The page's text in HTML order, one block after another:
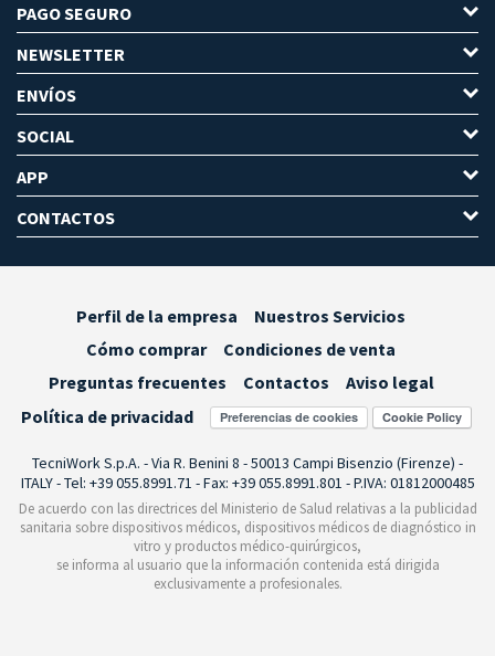
PAGO SEGURO
NEWSLETTER
ENVÍOS
SOCIAL
APP
CONTACTOS
Perfil de la empresa
Nuestros Servicios
Cómo comprar
Condiciones de venta
Preguntas frecuentes
Contactos
Aviso legal
Política de privacidad
Preferencias de cookies
TecniWork S.p.A. - Via R. Benini 8 - 50013 Campi Bisenzio (Firenze) -
ITALY - Tel: +39 055.8991.71 - Fax: +39 055.8991.801 - P.IVA: 01812000485
De acuerdo con las directrices del Ministerio de Salud relativas a la publicidad
sanitaria sobre dispositivos médicos, dispositivos médicos de diagnóstico in
vitro y productos médico-quirúrgicos,
se informa al usuario que la información contenida está dirigida
exclusivamente a profesionales.